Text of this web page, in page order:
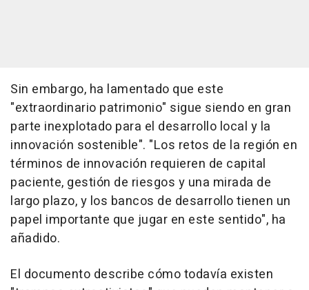
Sin embargo, ha lamentado que este
"extraordinario patrimonio" sigue siendo en gran
parte inexplotado para el desarrollo local y la
innovación sostenible". "Los retos de la región en
términos de innovación requieren de capital
paciente, gestión de riesgos y una mirada de
largo plazo, y los bancos de desarrollo tienen un
papel importante que jugar en este sentido", ha
añadido.
El documento describe cómo todavía existen